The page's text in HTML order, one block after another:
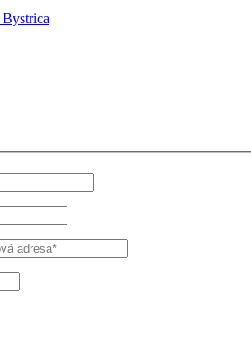
Bystrica